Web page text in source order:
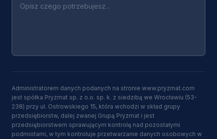
Administratorem danych podanych na stronie www.pryzmat.com
jest spółka Pryzmat sp. z o.o. sp. k. z siedzibą we Wrocławiu (53-
238) przy ul. Ostrowskiego 15, która wchodzi w skład grupy
przedsiębiorstw, dalej zwanej Grupą Pryzmat i jest
przedsiębiorstwem sprawującym kontrolę nad pozostałymi
podmiotami, w tym kontroluje przetwarzanie danych osobowych w